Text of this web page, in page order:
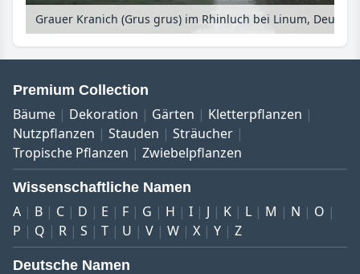
Premium Collection
Bäume Dekoration Gärten
Kletterpflanzen
Nutzpflanzen
Stauden
Sträucher
Tropische Pflanzen
Zwiebelpflanzen
Wissenschaftliche Namen
A B C D E F G H I J K L M N
O
P
Q R S T U V W X Y Z
Deutsche Namen